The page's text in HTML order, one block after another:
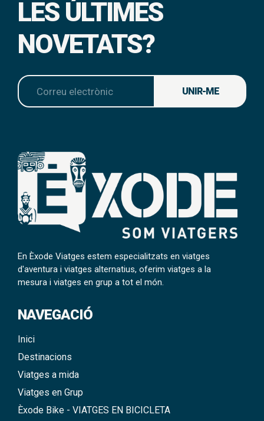
LES ÚLTIMES
NOVETATS?
UNIR-ME
En Èxode Viatges estem especialitzats en viatges
d'aventura i viatges alternatius, oferim viatges a la
mesura i viatges en grup a tot el món.
NAVEGACIÓ
Inici
Destinacions
Viatges a mida
Viatges en Grup
Èxode Bike - VIATGES EN BICICLETA